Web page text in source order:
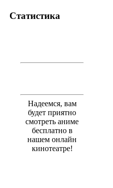
Статистика
Надеемся, вам
будет приятно
смотреть аниме
бесплатно в
нашем онлайн
кинотеатре!